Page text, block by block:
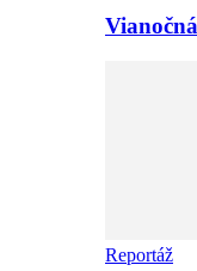
Reportáž